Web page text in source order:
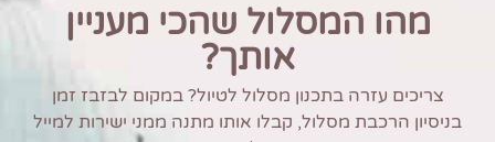
מהו המסלול שהכי מעניין
אותך?
צריכים עזרה בתכנון מסלול לטיול? במקום לבזבז זמן
בניסיון הרכבת מסלול, קבלו אותו מתנה ממני ישירות למייל